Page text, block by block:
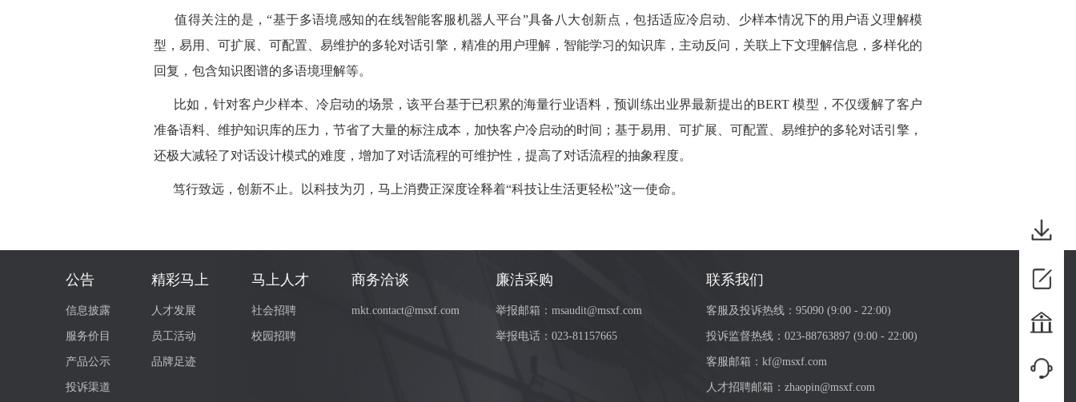
值得关注的是，“基于多语境感知的在线智能客服机器人平台”具备八大创新点，包括适应冷启动、少样本情况下的用户语义理解模
型，易用、可扩展、可配置、易维护的多轮对话引擎，精准的用户理解 ， 智能学习的知识库，主动反问，关联上下文理解信息，多样化的
回复，包含知识图谱的多语境理解等。
比如， 针对客户少样本、冷启动的场景，该平台基于已积累的海量行业语料，预训练出业界最新提出的BERT 模型， 不仅缓解了客户
准备语料、维护知识库的压力，节省了大量的标注成本，加快客户冷启动的时间； 基于易用、可扩展、可配置、易维护的多轮对话引擎，
还极大减轻了对话设计模式的难度，增加了对话流程的可维护性，提高了对话流程的抽象程度。
笃行致远，创新不止。以科技为刃，马上消费正深度诠释着“科技让生活更轻松”这一使命。
公告
信息披露
服务价目
产品公示
投诉渠道
精彩马上
人才发展
员工活动
品牌足迹
马上人才
社会招聘
校园招聘
商务洽谈
mkt.contact@msxf.com
廉洁采购
举报邮箱： msaudit@msxf.com
举报电话： 023-81157665
联系我们
客服及投诉热线： 95090 (9:00 - 22:00)
投诉监督热线： 023-88763897 (9:00 - 22:00)
客服邮箱： kf@msxf.com
人才招聘邮箱： zhaopin@msxf.com